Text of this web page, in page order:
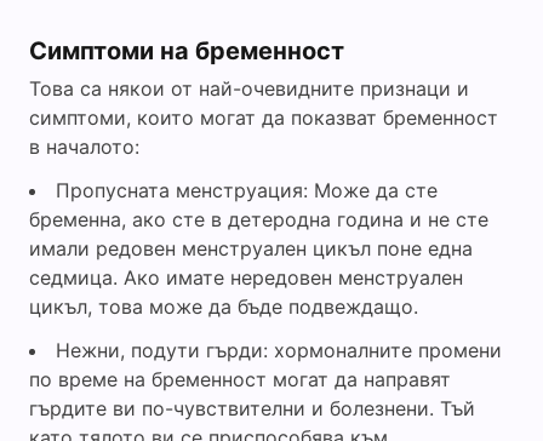
Симптоми на бременност
Това са някои от най-очевидните признаци и
симптоми, които могат да показват бременност
в началото:
Пропусната менструация: Може да сте
бременна, ако сте в детеродна година и не сте
имали редовен менструален цикъл поне една
седмица. Ако имате нередовен менструален
цикъл, това може да бъде подвеждащо.
Нежни, подути гърди: хормоналните промени
по време на бременност могат да направят
гърдите ви по-чувствителни и болезнени. Тъй